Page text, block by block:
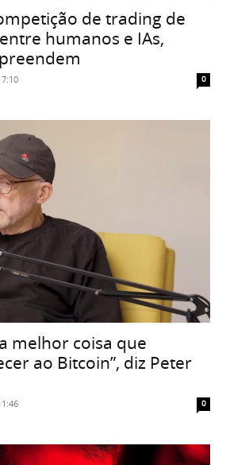
de trading de
humanos e IAs,
0
melhor coisa que
ao Bitcoin”, diz Peter
0